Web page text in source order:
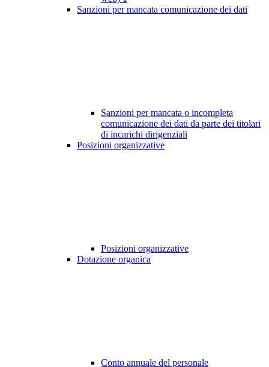
Sanzioni per mancata comunicazione dei dati
Sanzioni per mancata o incompleta
comunicazione dei dati da parte dei titolari
di incarichi dirigenziali
Posizioni organizzative
Posizioni organizzative
Dotazione organica
Conto annuale del personale